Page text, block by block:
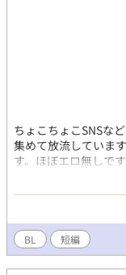
ちょこちょこSNSな
集めて放流していま
す。ほぼエロ無しで
CP中心ですが、た
くのオリジナルも登
に、既存作品の登場
BL 短編